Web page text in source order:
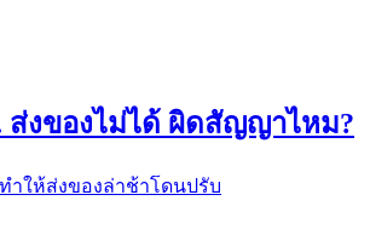
ส่งของไม่ได้ ผิดสัญญาไหม?
ำให้ส่งของล่าช้าโดนปรับ